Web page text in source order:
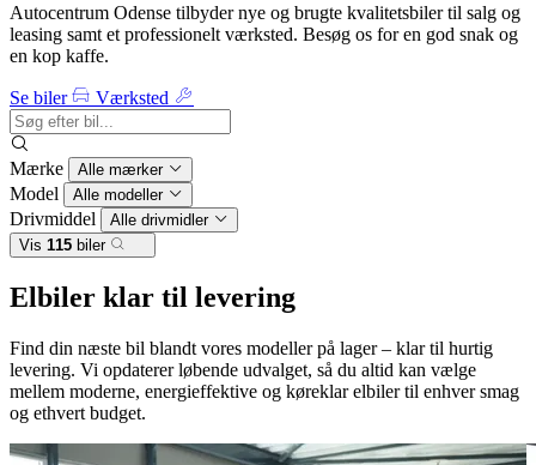
Autocentrum Odense tilbyder nye og brugte kvalitetsbiler til salg og
leasing samt et professionelt værksted. Besøg os for en god snak og
en kop kaffe.
Se biler Værksted
Mærke Alle mærker
Model Alle modeller
Drivmiddel
Alle drivmidler
Vis 115 biler
Elbiler klar til levering
Find din næste bil blandt vores modeller på lager – klar til hurtig
levering. Vi opdaterer løbende udvalget, så du altid kan vælge
mellem moderne, energieffektive og køreklar elbiler til enhver smag
og ethvert budget.